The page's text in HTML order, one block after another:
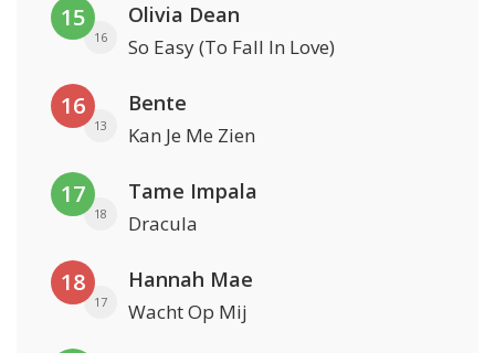
15
16
Olivia Dean
So Easy (To Fall In Love)
16
13
Bente
Kan Je Me Zien
17
18
Tame Impala
Dracula
18
17
Hannah Mae
Wacht Op Mij